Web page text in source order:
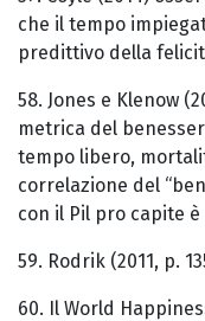
che il tempo
predittivo della
58. Jones e Klenow
metrica del
tempo libero,
correlazione del
con il Pil pro capite
59. Rodrik (2011, p.
60. Il World